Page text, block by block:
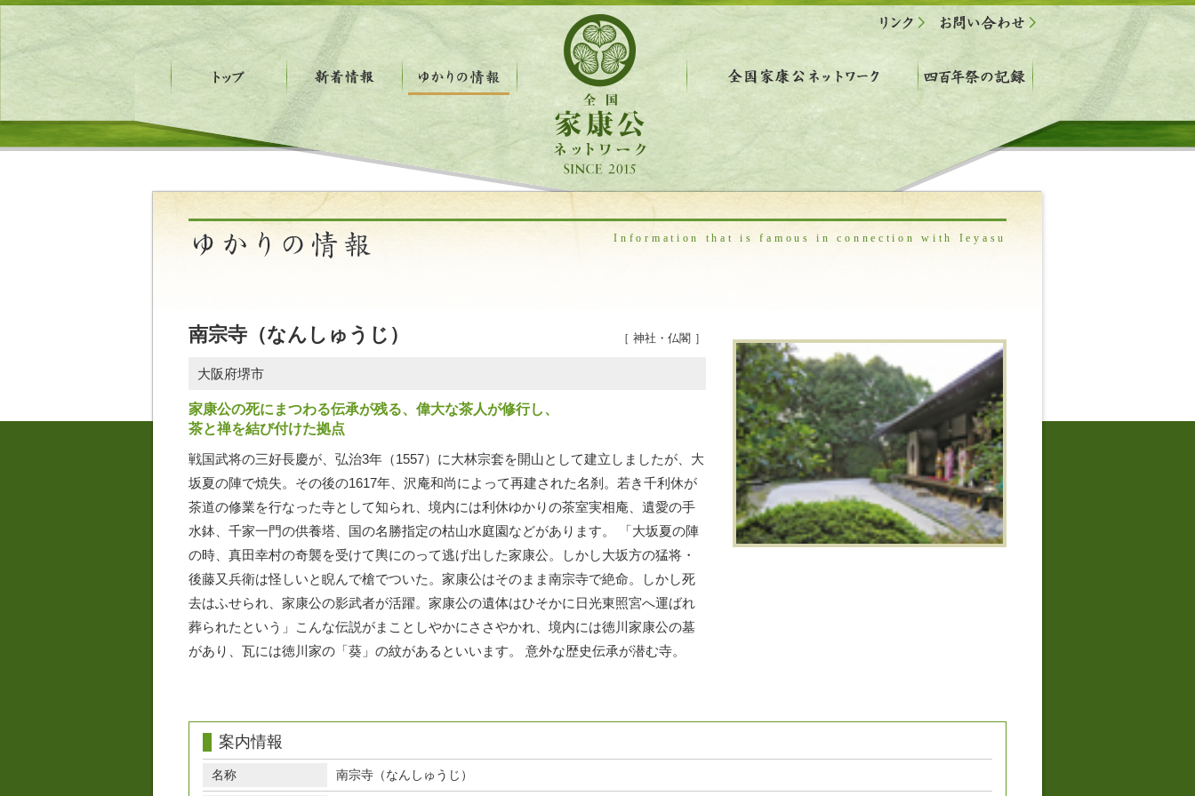
Information that is famous in connection with Ieyasu
南宗寺（なんしゅうじ） ［ 神社・仏閣 ］
大阪府堺市
家康公の死にまつわる伝承が残る、偉大な茶人が修行し、
茶と禅を結び付けた拠点
戦国武将の三好長慶が、弘治3年（1557）に大林宗套を開山として建立しましたが、大
坂夏の陣で焼失。その後の1617年、沢庵和尚によって再建された名刹。若き千利休が
茶道の修業を行なった寺として知られ、境内には利休ゆかりの茶室実相庵、遺愛の手
水鉢、千家一門の供養塔、国の名勝指定の枯山水庭園などがあります。 「大坂夏の陣
の時、真田幸村の奇襲を受けて輿にのって逃げ出した家康公。しかし大坂方の猛将・
後藤又兵衛は怪しいと睨んで槍でついた。家康公はそのまま南宗寺で絶命。しかし死
去はふせられ、家康公の影武者が活躍。家康公の遺体はひそかに日光東照宮へ運ばれ
葬られたという」こんな伝説がまことしやかにささやかれ、境内には徳川家康公の墓
があり、瓦には徳川家の「葵」の紋があるといいます。 意外な歴史伝承が潜む寺。
案内情報
名称 南宗寺（なんしゅうじ）